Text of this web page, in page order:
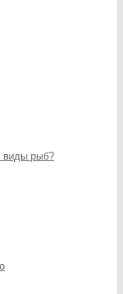
виды рыб?